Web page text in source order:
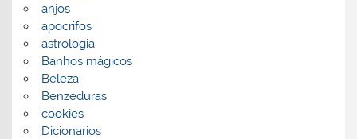
anjos
apocrifos
astrologia
Banhos mágicos
Beleza
Benzeduras
cookies
Dicionarios